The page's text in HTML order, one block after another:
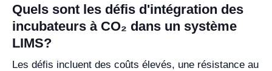
Quels sont les défis d'intégration des
incubateurs à CO₂ dans un système
LIMS?
Les défis incluent des coûts élevés, une résistance au